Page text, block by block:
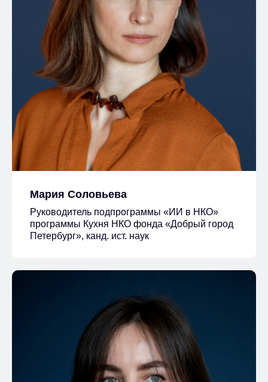
Мария Соловьева
Руководитель подпрограммы «ИИ в НКО»
программы Кухня НКО фонда «Добрый город
Петербург», канд. ист. наук